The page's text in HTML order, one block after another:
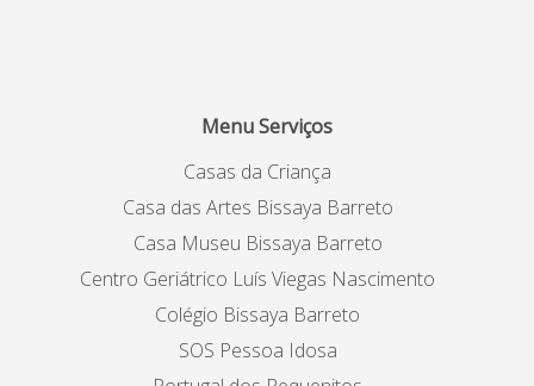
Menu Serviços
Casas da Criança
Casa das Artes Bissaya Barreto
Casa Museu Bissaya Barreto
Centro Geriátrico Luís Viegas Nascimento
Colégio Bissaya Barreto
SOS Pessoa Idosa